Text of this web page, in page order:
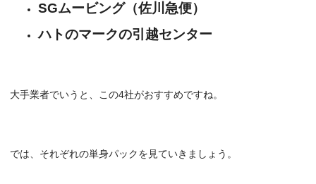
SGムービング（佐川急便）
ハトのマークの引越センター
大手業者でいうと、この4社がおすすめですね。
では、それぞれの単身パックを見ていきましょう。